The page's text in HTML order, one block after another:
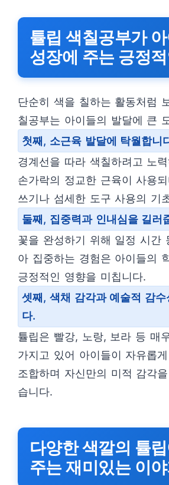
튤립 색칠공부가
성장에 주는 긍정
단순히 색을 칠하는 활동처럼
칠공부는 아이들의 발달에 큰
첫째, 소근육 발달에 탁월합니
경계선을 따라 색칠하려고 노
손가락의 정교한 근육이 사용
쓰기나 섬세한 도구 사용의 기
둘째, 집중력과 인내심을 길러
꽃을 완성하기 위해 일정 시간
아 집중하는 경험은 아이들의
긍정적인 영향을 미칩니다.
셋째, 색채 감각과 예술적 감수
다.
튤립은 빨강, 노랑, 보라 등 매
가지고 있어 아이들이 자유롭
조합하며 자신만의 미적 감각
습니다.
다양한 색깔의 튤
주는 재미있는 이